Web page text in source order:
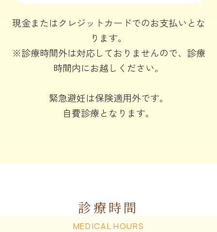
現金またはクレジットカードでのお支払いとな
ります。
※診療時間外は対応しておりませんので、診療
時間内にお越しください。
緊急避妊は保険適用外です。
自費診療となります。
診療時間
MEDICAL HOURS